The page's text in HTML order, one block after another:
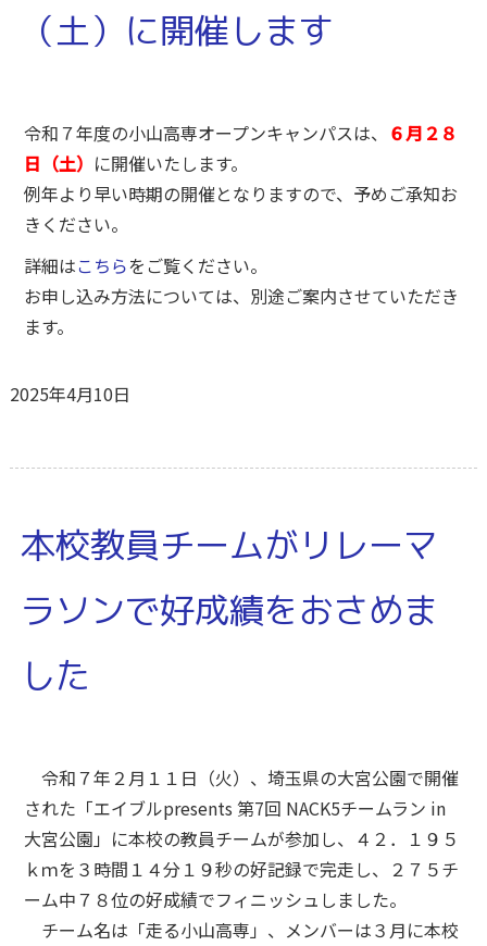
（土）に開催します
令和７年度の小山高専オープンキャンパスは、 ６月２８
日（土） に開催いたします。
例年より早い時期の開催となりますので、予めご承知お
きください。
詳細はこちらをご覧ください。
お申し込み方法については、別途ご案内させていただき
ます。
2025年4月10日
本校教員チームがリレーマ
ラソンで好成績をおさめま
した
令和７年２月１１日（火）、埼玉県の大宮公園で開催
された「エイブルpresents 第7回 NACK5チームラン in
大宮公園」に本校の教員チームが参加し、４２．１９５
ｋｍを３時間１４分１９秒の好記録で完走し、２７５チ
ーム中７８位の好成績でフィニッシュしました。
チーム名は「走る小山高専」、メンバーは３月に本校